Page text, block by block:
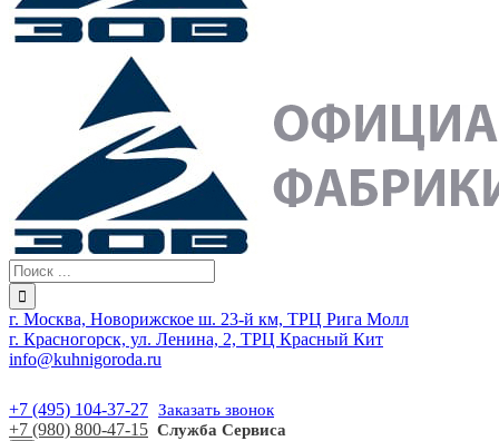
г. Москва, Новорижское ш. 23-й км, ТРЦ Рига Молл
г. Красногорск, ул. Ленина, 2, ТРЦ Красный Кит
info@kuhnigoroda.ru
+7 (495) 104-37-27 Заказать звонок
+7 (980) 800-47-15 Служба Сервиса